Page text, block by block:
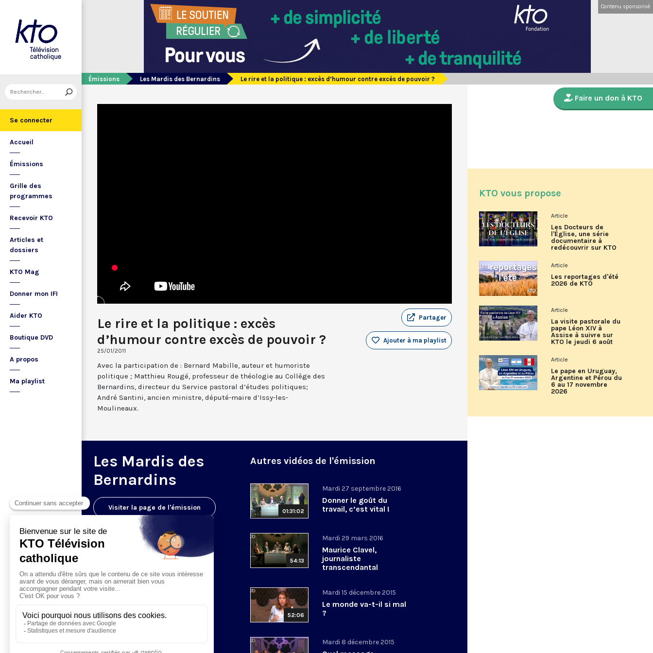
Se connecter
Accueil
Émissions
Grille des
programmes
Recevoir KTO
Articles et
dossiers
KTO Mag
Donner mon IFI
Aider KTO
Boutique DVD
A propos
Ma playlist
Contenu sponsorisé
Émissions Les Mardis des Bernardins Le rire et la politique : excès d’humour contre excès de pouvoir ?
Le rire et la politique : excès
d’humour contre excès de pouvoir ?
25/01/2011
Partager
Ajouter à ma playlist
Avec la participation de : Bernard Mabille, auteur et humoriste
politique ; Matthieu Rougé, professeur de théologie au Collège des
Bernardins, directeur du Service pastoral d’études politiques;
André Santini, ancien ministre, député-maire d’Issy-les-
Moulineaux.
Les Mardis des
Bernardins
Visiter la page de l'émission
Autres vidéos de l'émission
01:31:02
Mardi 27 septembre 2016
Donner le goût du
travail, c’est vital !
54:13
Mardi 29 mars 2016
Maurice Clavel,
journaliste
transcendantal
52:06
Mardi 15 décembre 2015
Le monde va-t-il si mal
?
Mardi 8 décembre 2015
Faire un don à KTO
KTO vous propose
Article
Les Docteurs de
l'Église, une série
documentaire à
redécouvrir sur KTO
Article
Les reportages d'été
2026 de KTO
Article
La visite pastorale du
pape Léon XIV à
Assise à suivre sur
KTO le jeudi 6 août
Article
Le pape en Uruguay,
Argentine et Pérou du
6 au 17 novembre
2026